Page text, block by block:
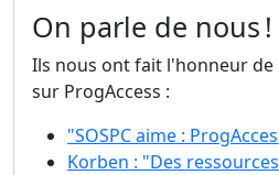
On parle de nous !
Ils nous ont fait l'honneur de
sur ProgAccess :
"SOSPC aime :
Korben : "Des